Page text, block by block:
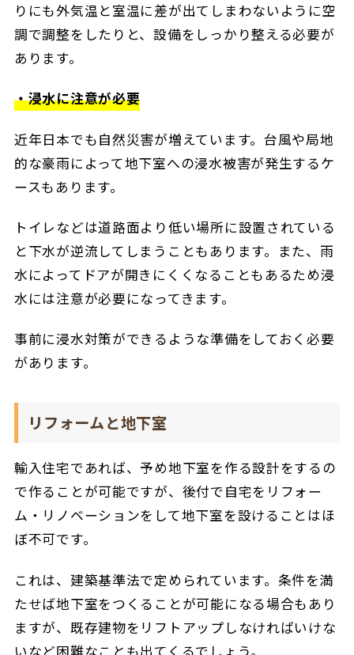
りにも外気温と室温に差が出てしまわないように空
調で調整をしたりと、設備をしっかり整える必要が
あります。
・浸水に注意が必要
近年日本でも自然災害が増えています。台風や局地
的な豪雨によって地下室への浸水被害が発生するケ
ースもあります。
トイレなどは道路面より低い場所に設置されている
と下水が逆流してしまうこともあります。また、雨
水によってドアが開きにくくなることもあるため浸
水には注意が必要になってきます。
事前に浸水対策ができるような準備をしておく必要
があります。
リフォームと地下室
輸入住宅であれば、予め地下室を作る設計をするの
で作ることが可能ですが、後付で自宅をリフォー
ム・リノベーションをして地下室を設けることはほ
ぼ不可です。
これは、建築基準法で定められています。条件を満
たせば地下室をつくることが可能になる場合もあり
ますが、既存建物をリフトアップしなければいけな
いなど困難なことも出てくるでしょう。